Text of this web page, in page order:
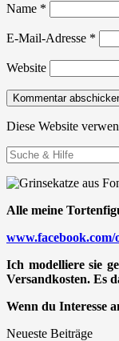
Name *
E-Mail-Adresse *
Website
Diese Website
Suchen
nach:
Alle meine
Ich modelliere sie
Versandkosten. Es
Wenn du Interesse
Neueste Beiträge